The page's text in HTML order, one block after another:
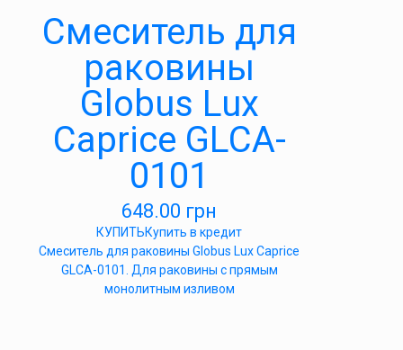
Смеситель для
раковины
Globus Lux
Caprice GLCA-
0101
648.00 грн
КУПИТЬКупить в кредит
Смеситель для раковины Globus Lux Caprice
GLCA-0101. Для раковины с прямым
монолитным изливом